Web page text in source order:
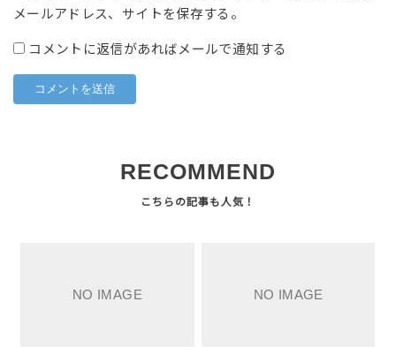
メールアドレス、サイトを保存する。
コメントに返信があればメールで通知する
RECOMMEND